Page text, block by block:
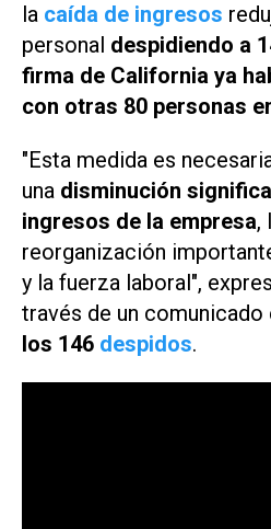
la caída de ingresos
personal despidiendo a
firma de California ya
con otras 80 personas
"Esta medida es
una disminución
ingresos de la empresa,
reorganización
y la fuerza laboral",
través de un comunicado
los 146 despidos.